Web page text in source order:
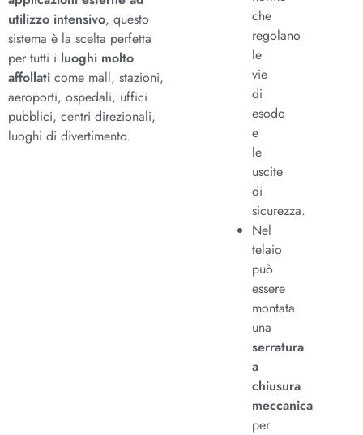
utilizzo intensivo, questo
sistema è la scelta perfetta
per tutti i luoghi molto
affollati come mall, stazioni,
aeroporti, ospedali, uffici
pubblici, centri direzionali,
luoghi di divertimento.
che
regolano
le
vie
di
esodo
e
le
uscite
di
sicurezza.
Nel
telaio
può
essere
montata
una
serratura
a
chiusura
meccanica
per